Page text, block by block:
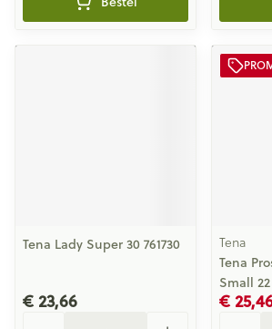
Tena Lady Super 30 761730
€ 23,66
Tena
Tena
Small 22
€